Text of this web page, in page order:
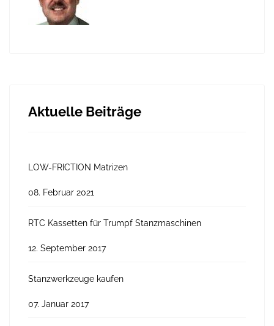
Aktuelle Beiträge
LOW-FRICTION Matrizen
08. Februar 2021
RTC Kassetten für Trumpf Stanzmaschinen
12. September 2017
Stanzwerkzeuge kaufen
07. Januar 2017